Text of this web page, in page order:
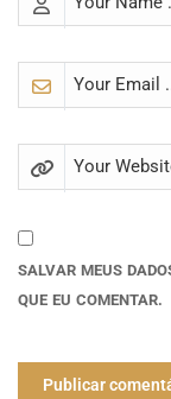
SALVAR MEUS
QUE EU COMENTAR.